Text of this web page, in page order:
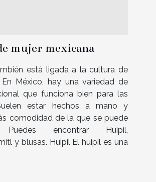
mujer mexicana
está ligada a la cultura de
México, hay una variedad de
que funciona bien para las
estar hechos a mano y
comodidad de la que se puede
Puedes encontrar Huipil,
y blusas. Huipil El huipil es una